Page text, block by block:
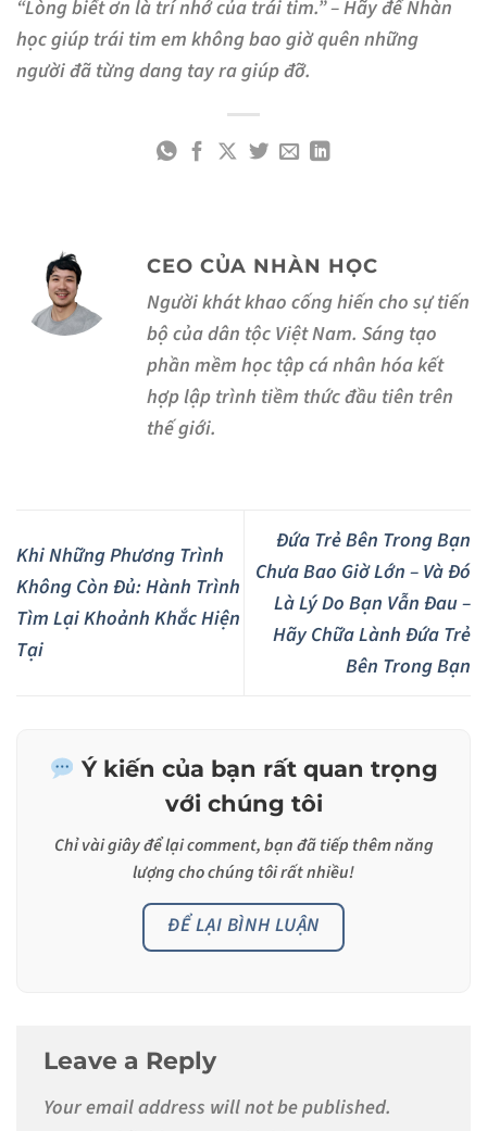
“Lòng biết ơn là trí nhớ của trái tim.” – Hãy để Nhàn
học giúp trái tim em không bao giờ quên những
người đã từng dang tay ra giúp đỡ.
CEO CỦA NHÀN HỌC
Người khát khao cống hiến cho sự tiến
bộ của dân tộc Việt Nam. Sáng tạo
phần mềm học tập cá nhân hóa kết
hợp lập trình tiềm thức đầu tiên trên
thế giới.
Khi Những Phương Trình
Không Còn Đủ: Hành Trình
Tìm Lại Khoảnh Khắc Hiện
Tại
Đứa Trẻ Bên Trong Bạn
Chưa Bao Giờ Lớn – Và Đó
Là Lý Do Bạn Vẫn Đau –
Hãy Chữa Lành Đứa Trẻ
Bên Trong Bạn
Ý kiến của bạn rất quan trọng
với chúng tôi
Chỉ vài giây để lạicomment, bạn đã tiếp thêm năng
lượng cho chúng tôi rất nhiều!
ĐỂ LẠI BÌNH LUẬN
Leave a Reply
Your email address will not be published.